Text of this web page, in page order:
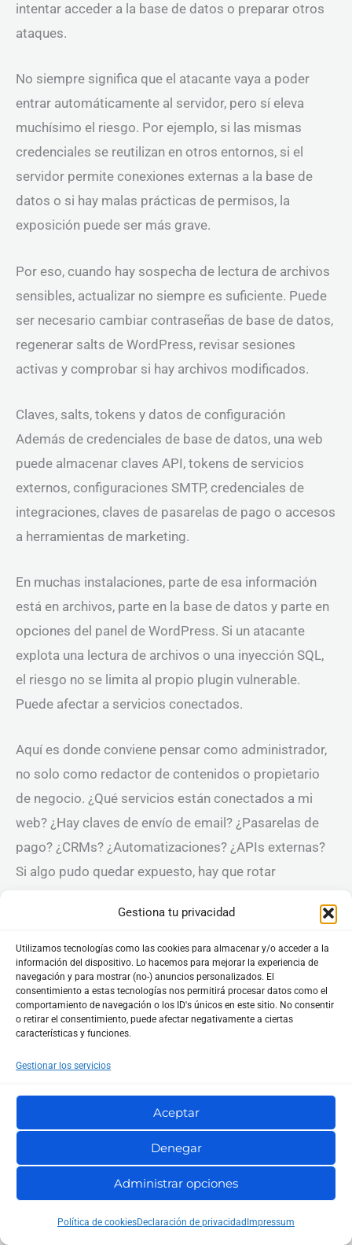
Gestiona tu privacidad
Utilizamos tecnologías como las cookies para almacenar y/o acceder a la
información del dispositivo. Lo hacemos para mejorar la experiencia de
navegación y para mostrar (no-) anuncios personalizados. El
consentimiento a estas tecnologías nos permitirá procesar datos como el
comportamiento de navegación o los ID's únicos en este sitio. No consentir
o retirar el consentimiento, puede afectar negativamente a ciertas
características y funciones.
Gestionar los servicios
Aceptar
Denegar
Administrar opciones
Política de cookiesDeclaración de privacidad Impressum
intentar acceder a la base de datos o preparar otros
ataques.
No siempre significa que el atacante vaya a poder
entrar automáticamente al servidor, pero sí eleva
muchísimo el riesgo. Por ejemplo, si las mismas
credenciales se reutilizan en otros entornos, si el
servidor permite conexiones externas a la base de
datos o si hay malas prácticas de permisos, la
exposición puede ser más grave.
Por eso, cuando hay sospecha de lectura de archivos
sensibles, actualizar no siempre es suficiente. Puede
ser necesario cambiar contraseñas de base de datos,
regenerar salts de WordPress, revisar sesiones
activas y comprobar si hay archivos modificados.
Claves, salts, tokens y datos de configuración
Además de credenciales de base de datos, una web
puede almacenar claves API, tokens de servicios
externos, configuraciones SMTP, credenciales de
integraciones, claves de pasarelas de pago o accesos
a herramientas de marketing.
En muchas instalaciones, parte de esa información
está en archivos, parte en la base de datos y parte en
opciones del panel de WordPress. Si un atacante
explota una lectura de archivos o una inyección SQL,
el riesgo no se limita al propio plugin vulnerable.
Puede afectar a servicios conectados.
Aquí es donde conviene pensar como administrador,
no solo como redactor de contenidos o propietario
de negocio. ¿Qué servicios están conectados a mi
web? ¿Hay claves de envío de email? ¿Pasarelas de
pago? ¿CRMs? ¿Automatizaciones? ¿APIs externas?
Si algo pudo quedar expuesto, hay que rotar
Datos sensibles vinculados a usuarios o pedidos
En el caso de una inyección SQL, el riesgo se centra
en la base de datos. Wordfence y NVD describen CVE-
2026-4798 como una vulnerabilidad que puede
permitir extraer información sensible de la base de
datos mediante consultas SQL adicionales.
¿Qué puede haber en la base de datos? Usuarios,
correos electrónicos, hashes de contraseñas,
metadatos, pedidos, configuraciones, datos de
formularios y contenido privado, según los plugins